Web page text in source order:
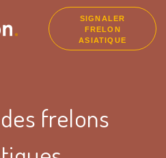
SIGNALER
FRELON
ASIATIQUE
frelons